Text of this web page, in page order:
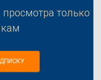
только